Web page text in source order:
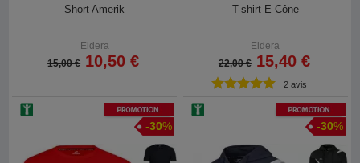
Short Amerik
Eldera
15,00 € 10,50 €
T-shirt E-Cône
Eldera
22,00 € 15,40 €
2 avis
Promotion
-30%
Promotion
-30%